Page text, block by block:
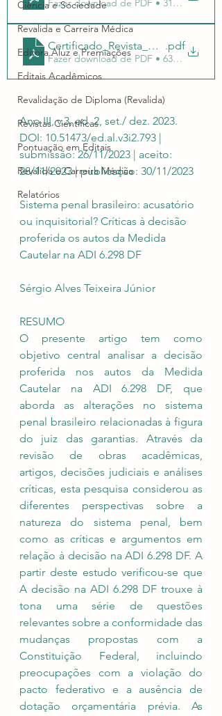
Ciência e Sociedade
Revalida e Carreira Médica
Editora Aluz e Premiações
Editais Acadêmicos
Revalidação de Diploma (Revalida)
Revistas Científicas
Pontuação em Editais
Revalida e Carreira Médica
Relatórios
.pdf
Fazer download de PDF • 635KB
Ano III, v.3, ed. 2, set./ dez. 2023.
DOI: 10.51473/ed.al.v3i2.793 |
submissão: 26/11/2023 | aceito:
28/11/2023 | publicação: 30/11/2023
Sistema penal brasileiro: acusatório
ou inquisitorial? Críticas à decisão
proferida os autos da Medida
Cautelar na ADI 6.298 DF
Sérgio Alves Teixeira Júnior
RESUMO
O presente artigo tem como
objetivo central analisar a decisão
proferida nos autos da Medida
Cautelar na ADI 6.298 DF, que
aborda as alterações no sistema
penal brasileiro relacionadas à figura
do juiz das garantias. Através da
revisão de obras acadêmicas,
artigos, decisões judiciais e análises
críticas, esta pesquisa considerou as
diferentes perspectivas sobre a
natureza do sistema penal, bem
como as críticas e argumentos em
relação à decisão na ADI 6.298 DF. A
partir deste estudo verificou-se que
A decisão na ADI 6.298 DF trouxe à
tona uma série de questões
relevantes sobre a conformidade das
mudanças propostas com a
Constituição Federal, incluindo
preocupações com a violação do
pacto federativo e a ausência de
dotação orçamentária prévia. As